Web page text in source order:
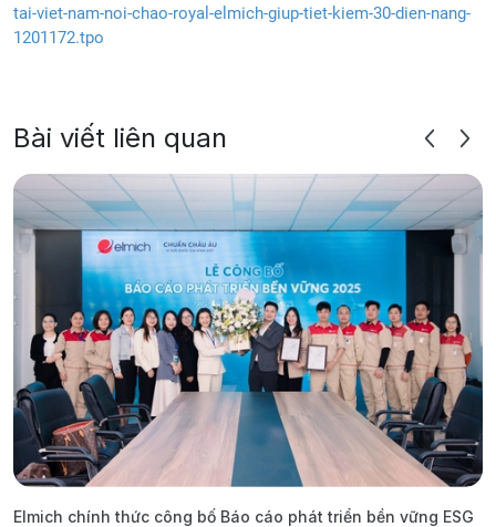
tai-viet-nam-noi-chao-royal-elmich-giup-tiet-kiem-30-dien-nang-
1201172.tpo
Bài viết liên quan
Elmich chính thức công bố Báo cáo phát triển bền vững ESG